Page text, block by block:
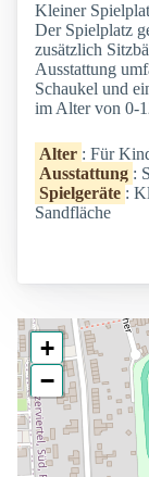
Kleiner
Der Spielplatz
zusätzlich
Ausstattung
Schaukel und
im Alter von 0-
Alter : Für
Ausstattung :
Spielgeräte :
Sandfläche
+
−